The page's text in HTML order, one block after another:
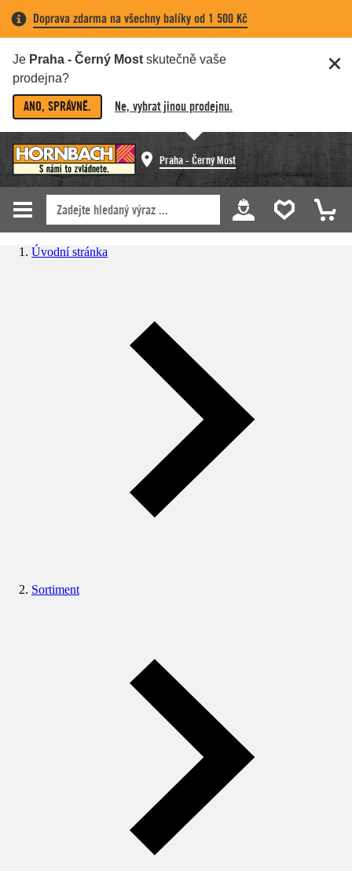
Doprava zdarma na všechny balíky od 1 500 Kč
Je Praha - Černý Most skutečně vaše
prodejna?
ANO, SPRÁVNĚ. Ne, vybrat jinou prodejnu.
Praha - Černý Most
Úvodní stránka
Sortiment